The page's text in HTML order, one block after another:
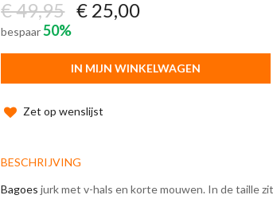
€ 49,95 € 25,00
bespaar50%
IN MIJN WINKELWAGEN
Zet op wenslijst
BESCHRIJVING
Bagoes jurk met v-hals en korte mouwen. In de taille